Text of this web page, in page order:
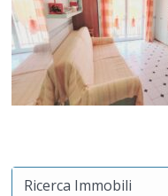
Ricerca Immobili